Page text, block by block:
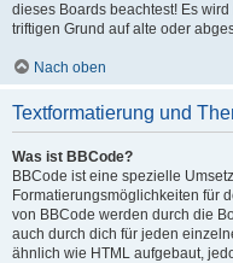
dieses Boards beachtest! Es
triftigen Grund auf alte oder
Nach oben
Textformatierung und
Was ist BBCode?
BBCode ist eine spezielle
Formatierungsmöglichkeiten für
von BBCode werden durch die
auch durch dich für jeden
ähnlich wie HTML aufgebaut,